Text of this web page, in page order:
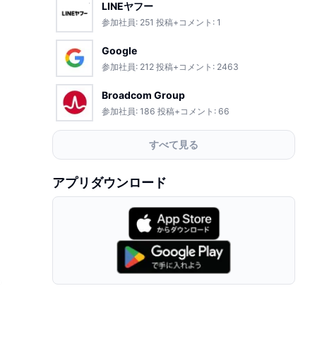
LINEヤフー
参加社員: 251 投稿+コメント: 1
Google
参加社員: 212 投稿+コメント: 2463
Broadcom Group
参加社員: 186 投稿+コメント: 66
すべて見る
アプリダウンロード